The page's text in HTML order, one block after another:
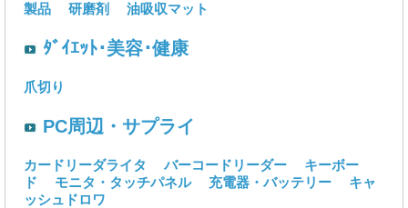
製品
研磨剤 油吸収マット
ﾀﾞｲｴｯﾄ･美容･健康
爪切り
PC周辺・サプライ
カードリーダライタ バーコードリーダー
キーボー
ド
モニタ・タッチパネル 充電器・バッテリー
キャ
ッシュドロワ